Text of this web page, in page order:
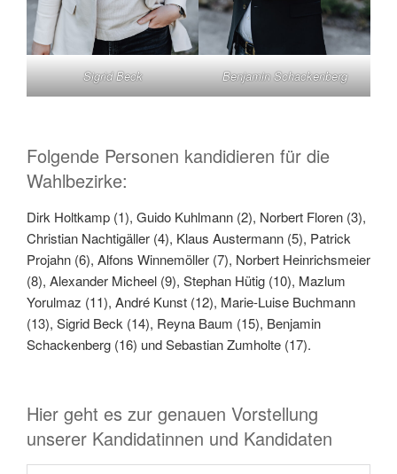
Sigrid Beck Benjamin Schackenberg
Folgende Personen kandidieren für die
Wahlbezirke:
Dirk Holtkamp (1), Guido Kuhlmann (2), Norbert Floren (3),
Christian Nachtigäller (4), Klaus Austermann (5), Patrick
Projahn (6), Alfons Winnemöller (7), Norbert Heinrichsmeier
(8), Alexander Micheel (9), Stephan Hütig (10), Mazlum
Yorulmaz (11), André Kunst (12), Marie-Luise Buchmann
(13), Sigrid Beck (14), Reyna Baum (15), Benjamin
Schackenberg (16) und Sebastian Zumholte (17).
Hier geht es zur genauen Vorstellung
unserer Kandidatinnen und Kandidaten